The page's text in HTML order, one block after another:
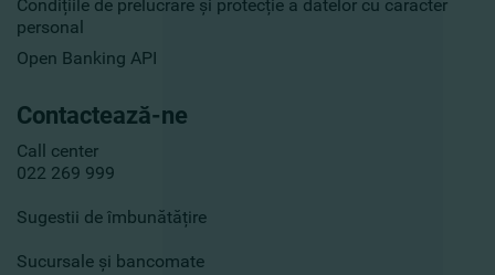
Condițiile de prelucrare și protecție a datelor cu caracter
personal
Open Banking API
Contactează-ne
Call center
022 269 999
Sugestii de îmbunătățire
Sucursale și bancomate